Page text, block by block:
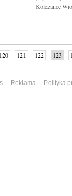
Koleżance
120 121 122 123
Reklama
Polityka